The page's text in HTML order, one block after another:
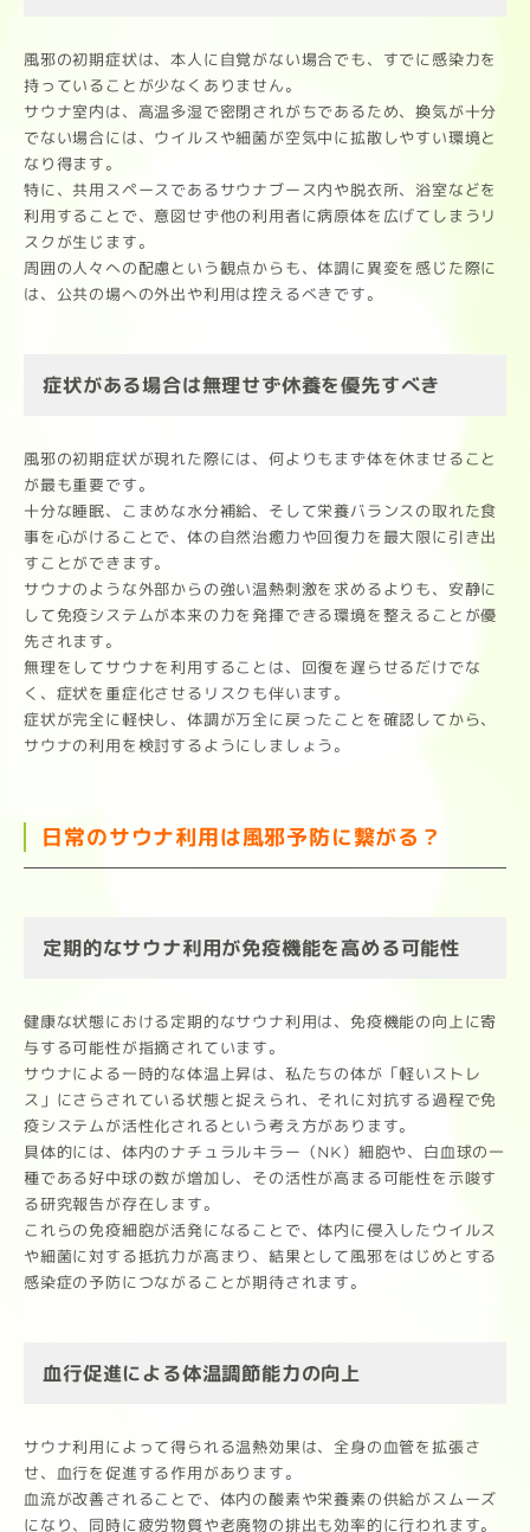
風邪の初期症状は、本人に自覚がない場合でも、すでに感染力を
持っていることが少なくありません。
サウナ室内は、高温多湿で密閉されがちであるため、換気が十分
でない場合には、ウイルスや細菌が空気中に拡散しやすい環境と
なり得ます。
特に、共用スペースであるサウナブース内や脱衣所、浴室などを
利用することで、意図せず他の利用者に病原体を広げてしまうリ
スクが生じます。
周囲の人々への配慮という観点からも、体調に異変を感じた際に
は、公共の場への外出や利用は控えるべきです。
症状がある場合は無理せず休養を優先すべき
風邪の初期症状が現れた際には、何よりもまず体を休ませること
が最も重要です。
十分な睡眠、こまめな水分補給、そして栄養バランスの取れた食
事を心がけることで、体の自然治癒力や回復力を最大限に引き出
すことができます。
サウナのような外部からの強い温熱刺激を求めるよりも、安静に
して免疫システムが本来の力を発揮できる環境を整えることが優
先されます。
無理をしてサウナを利用することは、回復を遅らせるだけでな
く、症状を重症化させるリスクも伴います。
症状が完全に軽快し、体調が万全に戻ったことを確認してから、
サウナの利用を検討するようにしましょう。
日常のサウナ利用は風邪予防に繋がる？
定期的なサウナ利用が免疫機能を高める可能性
健康な状態における定期的なサウナ利用は、免疫機能の向上に寄
与する可能性が指摘されています。
サウナによる一時的な体温上昇は、私たちの体が「軽いストレ
ス」にさらされている状態と捉えられ、それに対抗する過程で免
疫システムが活性化されるという考え方があります。
具体的には、体内のナチュラルキラー（NK）細胞や、白血球の一
種である好中球の数が増加し、その活性が高まる可能性を示唆す
る研究報告が存在します。
これらの免疫細胞が活発になることで、体内に侵入したウイルス
や細菌に対する抵抗力が高まり、結果として風邪をはじめとする
感染症の予防につながることが期待されます。
血行促進による体温調節能力の向上
サウナ利用によって得られる温熱効果は、全身の血管を拡張さ
せ、血行を促進する作用があります。
血流が改善されることで、体内の酸素や栄養素の供給がスムーズ
になり、同時に疲労物質や老廃物の排出も効率的に行われます。